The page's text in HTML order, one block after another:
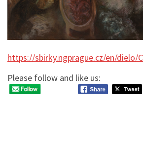
https://sbirky.ngprague.cz/en/dielo/
Please follow and like us: